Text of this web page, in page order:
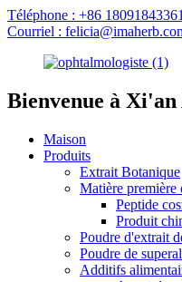
Téléphone : +86 18091843361
Courriel :
Bienvenue à
Maison
Produits
Extrait Botanique
Matière première
Peptide
Produit
Poudre d'extrait
Poudre de
Additifs